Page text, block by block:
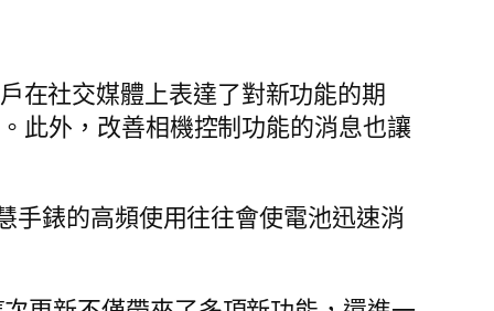
在社交媒體上表達了對新功能的期
此外，改善相機控制功能的消息也讓
手錶的高頻使用往往會使電池迅速消